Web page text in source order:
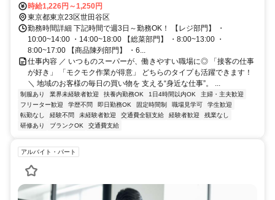
時給1,226円～1,250円
東京都東京23区世田谷区
勤務時間詳細 下記時間で週3日～勤務OK！ 【レジ部門】 ・
10:00~14:00 ・14:00~18:00 【総菜部門】 ・8:00~13:00 ・
8:00~17:00 【商品陳列部門】 ・6...
仕事内容 ／ いつものスーパーが、働きやすい職場に◎ 「接客の仕事
が好き」 「モクモク作業が得意」 どちらのタイプも活躍できます！
＼ 地域のお客様の毎日の買い物を 支える“身近な仕事”。 ...
制服あり 業界未経験者歓迎 扶養内勤務OK 1日4時間以内OK
主婦・主夫歓迎
フリーター歓迎
学歴不問 即日勤務OK 固定時間制 職場見学可
学生歓迎
転勤なし
経験不問 未経験者歓迎 交通費全額支給 経験者歓迎
残業なし
研修あり
ブランクOK 交通費支給
アルバイト・パート